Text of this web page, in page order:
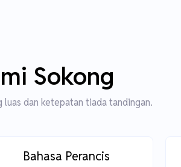
Sokong
luas dan ketepatan tiada tandingan.
Bahasa Perancis